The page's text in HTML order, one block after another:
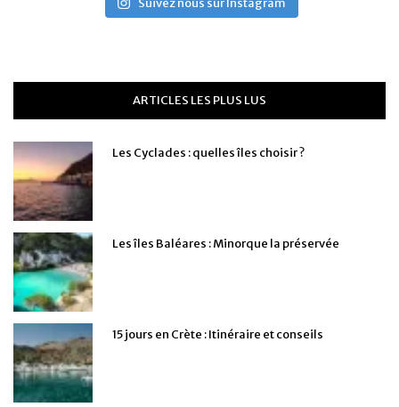
ARTICLES LES PLUS LUS
Les Cyclades : quelles îles choisir ?
Les îles Baléares : Minorque la préservée
15 jours en Crète : Itinéraire et conseils